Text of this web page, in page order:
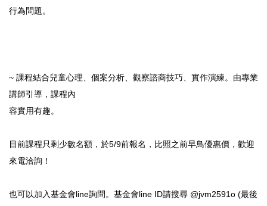
行為問題。
~ 課程結合兒童心理、個案分析、觀察諮商技巧、實作演練。 由專業
講師引導，課程內
容實用有趣。
目前課程只剩少數名額，於5/9前報名，比照之前早鳥優惠價， 歡迎
來電洽詢！
也可以加入基金會line詢問。基金會line ID請搜尋 @jvm2591o (最後